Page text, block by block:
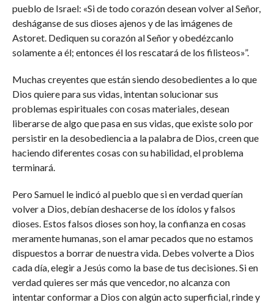
pueblo de Israel: «Si de todo corazón desean volver al Señor,
desháganse de sus dioses ajenos y de las imágenes de
Astoret. Dediquen su corazón al Señor y obedézcanlo
solamente a él; entonces él los rescatará de los filisteos»”.
Muchas creyentes que están siendo desobedientes a lo que
Dios quiere para sus vidas, intentan solucionar sus
problemas espirituales con cosas materiales, desean
liberarse de algo que pasa en sus vidas, que existe solo por
persistir en la desobediencia a la palabra de Dios, creen que
haciendo diferentes cosas con su habilidad, el problema
terminará.
Pero Samuel le indicó al pueblo que si en verdad querían
volver a Dios, debían deshacerse de los ídolos y falsos
dioses. Estos falsos dioses son hoy, la confianza en cosas
meramente humanas, son el amar pecados que no estamos
dispuestos a borrar de nuestra vida. Debes volverte a Dios
cada día, elegir a Jesús como la base de tus decisiones. Si en
verdad quieres ser más que vencedor, no alcanza con
intentar conformar a Dios con algún acto superficial, rinde y